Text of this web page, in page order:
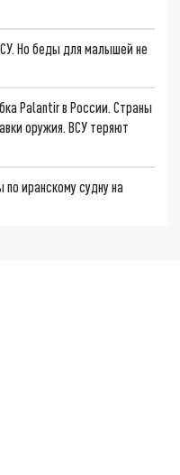
Но беды для малышей не
Palantir в России. Страны
оружия. ВСУ теряют
иранскому судну на